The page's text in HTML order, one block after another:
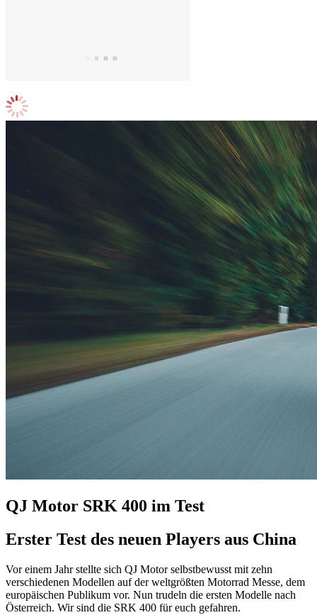
QJ Motor SRK 400 im Test
Erster Test des neuen Players aus China
Vor einem Jahr stellte sich QJ Motor selbstbewusst mit zehn
verschiedenen Modellen auf der weltgrößten Motorrad Messe, dem
europäischen Publikum vor. Nun trudeln die ersten Modelle nach
Österreich. Wir sind die SRK 400 für euch gefahren.